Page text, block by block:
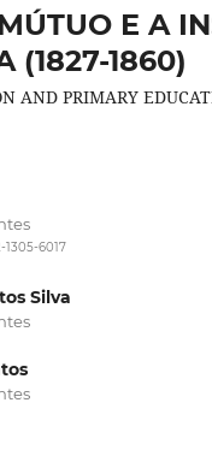
E A
(1827-1860)
AND PRIMARY
6017
Silva